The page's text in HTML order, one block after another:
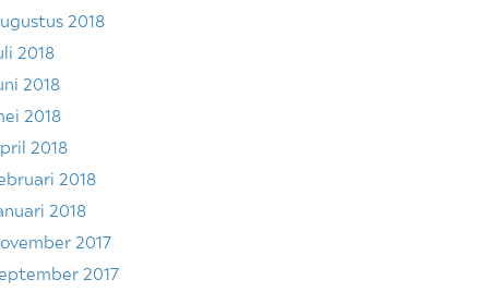
2018
2018
2018
2018
2018
2018
2018
2017
2017